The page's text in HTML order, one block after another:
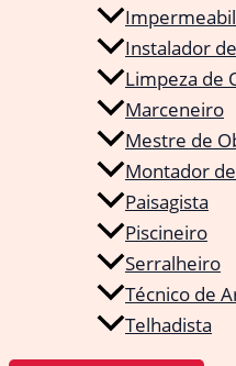
Instalador
Limpeza de
Marceneiro
Mestre de
Montador
Paisagista
Piscineiro
Serralheiro
Técnico de
Telhadista